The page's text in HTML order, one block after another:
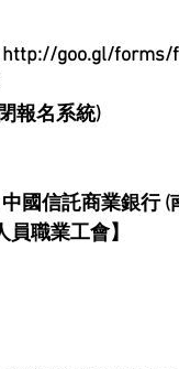
goo.gl/forms/
報名系統)
國信託商業銀行 (
職業工會】